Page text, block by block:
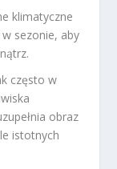
klimatyczne
w sezonie, aby
często w
obraz
istotnych